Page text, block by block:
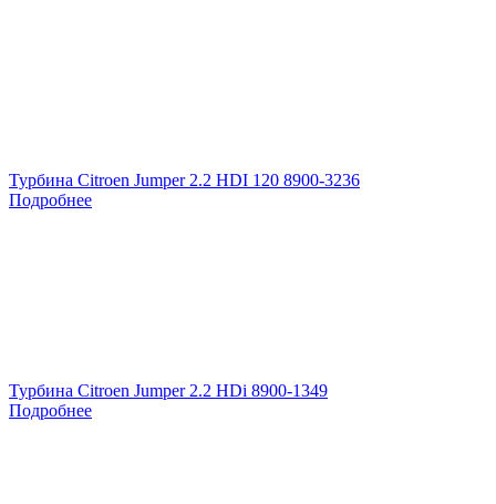
Турбина Citroen Jumper 2.2 HDI 120 8900-3236
Подробнее
Турбина Citroen Jumper 2.2 HDi 8900-1349
Подробнее